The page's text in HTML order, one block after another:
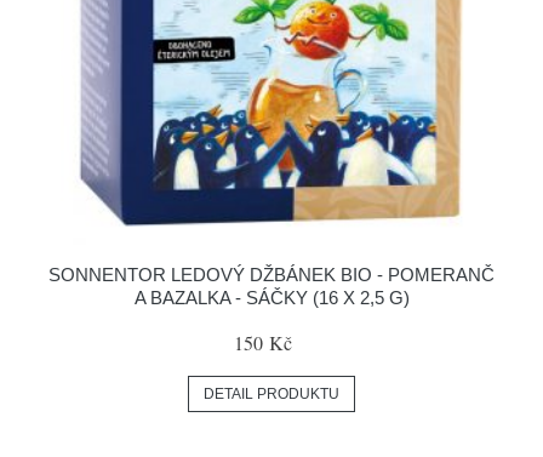
SONNENTOR LEDOVÝ DŽBÁNEK BIO - POMERANČ
A BAZALKA - SÁČKY (16 X 2,5 G)
150 Kč
DETAIL PRODUKTU